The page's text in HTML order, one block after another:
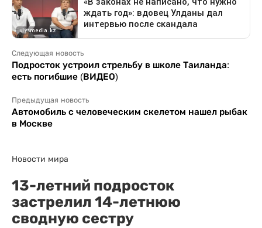
Следующая новость
Подросток устроил стрельбу в школе Таиланда:
есть погибшие (ВИДЕО)
Предыдущая новость
Автомобиль с человеческим скелетом нашел рыбак
в Москве
Новости мира
13-летний подросток
застрелил 14-летнюю
сводную сестру